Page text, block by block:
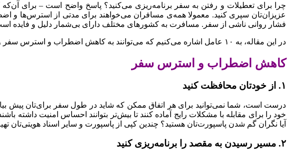
چرا برای تعطیلات و رفتن به سفر برنامه‌ریزی می‌کنید؟ پاسخ واضح است – برای
عزیزان‌تان سپری کنید. معمولا همه‌ی مسافران می‌خواهند برای مدتی از استرس‌ها و
فشار روانی ناشی از سفر. مسافرت به کشورهای مختلف دارای بی‌شمار دلیل و فایده
در این مقاله، به ۱۰ عامل اشاره می‌کنیم که می‌توانند به کاهش اضطراب و استرس سفر و حفظ آرامش روان‌تان در سرتاسر تعطیلات به شما کمک کنند:
کاهش اضطراب و استرس سفر
۱. از خودتان محافظت کنید
درست است، شما نمی‌توانید برای هر اتفاق ممکن که شاید در طول سفر برای‌تان پیش
خود را برای مقابله با مشکلات رایج آماده کنند تا بیش‌تر بتوانند احساس امنیت داشته
آیا نگران گم شدن پاسپورت‌تان هستید؟ چندین کپی از پاسپورت و سایر اسناد هویتی‌تان
۲. مسیر رسیدن به مقصد را برنامه‌ریزی کنید